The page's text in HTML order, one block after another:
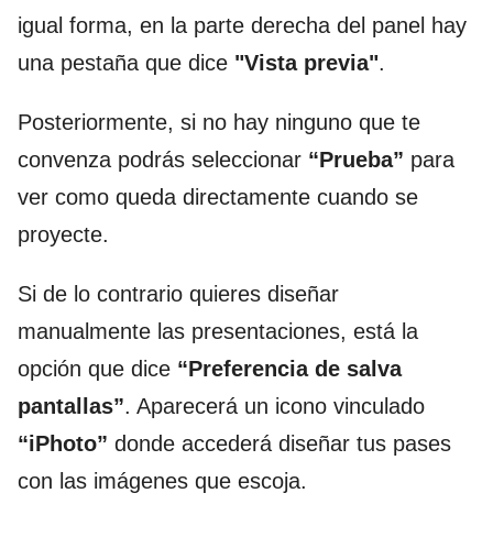
igual forma, en la parte derecha del panel hay
una pestaña que dice "Vista previa".
Posteriormente, si no hay ninguno que te
convenza podrás seleccionar “Prueba” para
ver como queda directamente cuando se
proyecte.
Si de lo contrario quieres diseñar
manualmente las presentaciones, está la
opción que dice “Preferencia de salva
pantallas”. Aparecerá un icono vinculado
“iPhoto” donde accederá diseñar tus pases
con las imágenes que escoja.